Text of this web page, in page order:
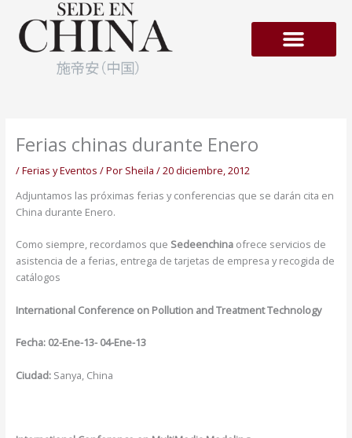
contenido
Ferias chinas durante Enero
/Ferias y Eventos / Por Sheila /20 diciembre, 2012
Adjuntamos las próximas ferias y conferencias que se darán cita en
China durante Enero.
Como siempre, recordamos que Sedeenchinaofrece servicios de
asistencia de a ferias, entrega de tarjetas de empresa y recogida de
catálogos
International Conference on Pollution and Treatment Technology
Fecha: 02-Ene-13- 04-Ene-13
Ciudad: Sanya, China